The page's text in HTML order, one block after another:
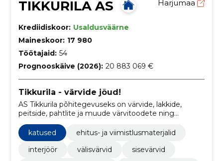
TIKKURILA AS Harjumaa
Krediidiskoor: Usaldusväärne
Maineskoor: 17 980
Töötajaid: 54
Prognooskäive (2026): 20 883 069 €
Tikkurila - värvide jõud!
AS Tikkurila põhitegevuseks on värvide, lakkide,
peitside, pahtlite ja muude värvitoodete ning
maalritarvete hulgimüük.
katused
ehitus- ja viimistlusmaterjalid
interjöör
välisvärvid
sisevärvid